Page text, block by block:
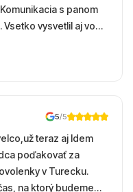
s panom
vysvetlil aj vo
Hotel
more,
5/5
teraz aj Idem
poďakovať za
v Turecku.
na ktorý budeme